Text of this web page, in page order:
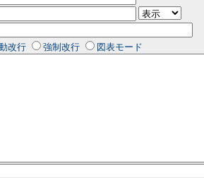
改行 強制改行 図表モード